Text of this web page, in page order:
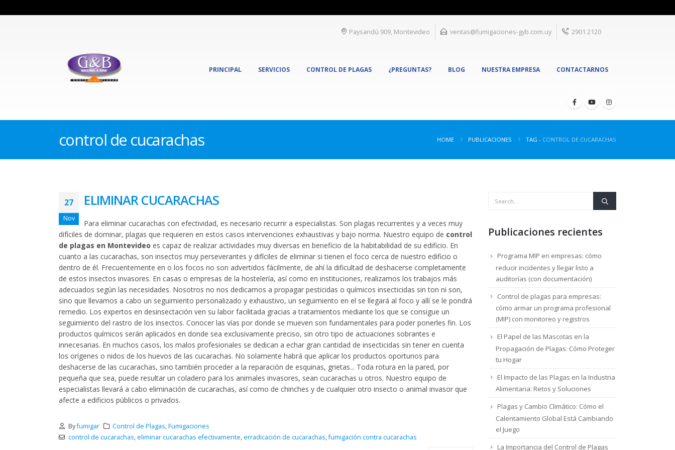
Paysandú 909, Montevideo ventas@fumigaciones-gyb.com.uy 2901 2120
PRINCIPAL SERVICIOS CONTROL DE PLAGAS ¿PREGUNTAS? BLOG NUESTRA EMPRESA CONTACTARNOS
control de cucarachas HOME PUBLICACIONES TAG - CONTROL DE CUCARACHAS
27
Nov
ELIMINAR CUCARACHAS
Para eliminar cucarachas con efectividad, es necesario recurrir a especialistas. Son plagas recurrentes y a veces muy
difíciles de dominar, plagas que requieren en estos casos intervenciones exhaustivas y bajo norma. Nuestro equipo de control
de plagas en Montevideo es capaz de realizar actividades muy diversas en beneficio de la habitabilidad de su edificio. En
cuanto a las cucarachas, son insectos muy perseverantes y difíciles de eliminar si tienen el foco cerca de nuestro edificio o
dentro de él. Frecuentemente en o los focos no son advertidos fácilmente, de ahí la dificultad de deshacerse completamente
de estos insectos invasores. En casas o empresas de la hostelería, así como en instituciones, realizamos los trabajos más
adecuados según las necesidades. Nosotros no nos dedicamos a propagar pesticidas o químicos insecticidas sin ton ni son,
sino que llevamos a cabo un seguimiento personalizado y exhaustivo, un seguimiento en el se llegará al foco y allí se le pondrá
remedio. Los expertos en desinsectación ven su labor facilitada gracias a tratamientos mediante los que se consigue un
seguimiento del rastro de los insectos. Conocer las vías por donde se mueven son fundamentales para poder ponerles fin. Los
productos químicos serán aplicados en donde sea exclusivamente preciso, sin otro tipo de actuaciones sobrantes e
innecesarias. En muchos casos, los malos profesionales se dedican a echar gran cantidad de insecticidas sin tener en cuenta
los orígenes o nidos de los huevos de las cucarachas. No solamente habrá que aplicar los productos oportunos para
deshacerse de las cucarachas, sino también proceder a la reparación de esquinas, grietas... Toda rotura en la pared, por
pequeña que sea, puede resultar un coladero para los animales invasores, sean cucarachas u otros. Nuestro equipo de
especialistas llevará a cabo eliminación de cucarachas, así como de chinches y de cualquier otro insecto o animal invasor que
afecte a edificios públicos o privados.
Byfumigar Control de Plagas,Fumigaciones
control de cucarachas,eliminar cucarachas efectivamente,erradicación de cucarachas,fumigación contra cucarachas
Publicaciones recientes
Programa MIP en empresas: cómo
reducir incidentes y llegar listo a
auditorías (con documentación)
Control de plagas para empresas:
cómo armar un programa profesional
(MIP) con monitoreo y registros
El Papel de las Mascotas en la
Propagación de Plagas: Cómo Proteger
tu Hogar
El Impacto de las Plagas en la Industria
Alimentaria: Retos y Soluciones
Plagas y Cambio Climático: Cómo el
Calentamiento Global Está Cambiando
el Juego
La Importancia del Control de Plagas